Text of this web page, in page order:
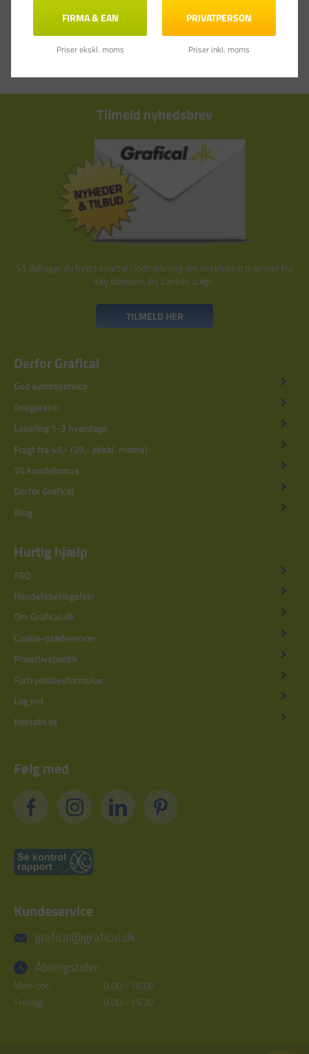
Tilmeld nyhedsbrev
Så deltager du hvert kvartal i lodtrækning om eksklusive præmier fra
Kay Bojesen, By Lassen o.lign.
TILMELD HER
Derfor Grafical
God kundeservice
Prisgaranti
Levering 1-3 hverdage
Fragt fra 49,- (39,- ekskl. moms)
5% kundebonus
Derfor Grafical
Blog
Hurtig hjælp
FAQ
Handelsbetingelser
Om Grafical.dk
Cookie-præferencer
Privatlivspolitik
Fortrydelsesformular
Log ind
Kontakt os
Følg med
Kundeservice
grafical@grafical.dk
Åbningstider:
Man-tor:
8.00 - 16.00
Fredag:
8.00 - 15.30
FIRMA & EAN
Priser ekskl. moms
PRIVATPERSON
Priser inkl. moms